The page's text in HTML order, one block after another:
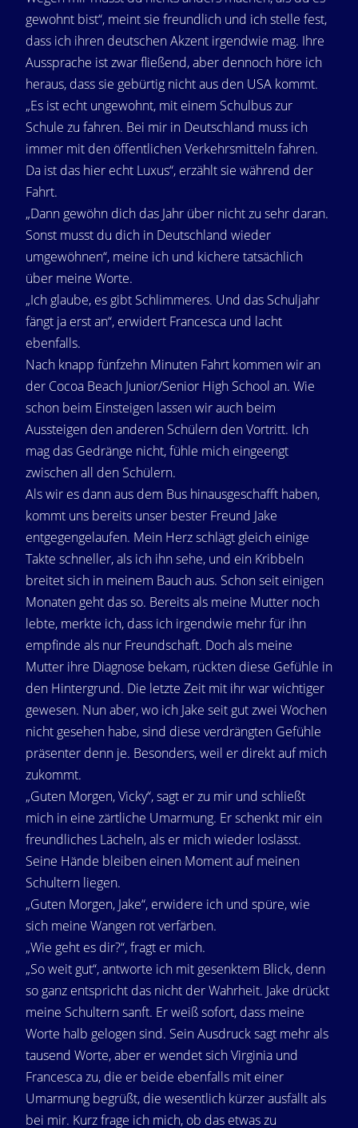
gewohnt bist“, meint sie freundlich und ich stelle fest,
dass ich ihren deutschen Akzent irgendwie mag. Ihre
Aussprache ist zwar fließend, aber dennoch höre ich
heraus, dass sie gebürtig nicht aus den USA kommt.
„Es ist echt ungewohnt, mit einem Schulbus zur
Schule zu fahren. Bei mir in Deutschland muss ich
immer mit den öffentlichen Verkehrsmitteln fahren.
Da ist das hier echt Luxus“, erzählt sie während der
Fahrt.
„Dann gewöhn dich das Jahr über nicht zu sehr daran.
Sonst musst du dich in Deutschland wieder
umgewöhnen“, meine ich und kichere tatsächlich
über meine Worte.
„Ich glaube, es gibt Schlimmeres. Und das Schuljahr
fängt ja erst an“, erwidert Francesca und lacht
ebenfalls.
Nach knapp fünfzehn Minuten Fahrt kommen wir an
der Cocoa Beach Junior/Senior High School an. Wie
schon beim Einsteigen lassen wir auch beim
Aussteigen den anderen Schülern den Vortritt. Ich
mag das Gedränge nicht, fühle mich eingeengt
zwischen all den Schülern.
Als wir es dann aus dem Bus hinausgeschafft haben,
kommt uns bereits unser bester Freund Jake
entgegengelaufen. Mein Herz schlägt gleich einige
Takte schneller, als ich ihn sehe, und ein Kribbeln
breitet sich in meinem Bauch aus. Schon seit einigen
Monaten geht das so. Bereits als meine Mutter noch
lebte, merkte ich, dass ich irgendwie mehr für ihn
empfinde als nur Freundschaft. Doch als meine
Mutter ihre Diagnose bekam, rückten diese Gefühle in
den Hintergrund. Die letzte Zeit mit ihr war wichtiger
gewesen. Nun aber, wo ich Jake seit gut zwei Wochen
nicht gesehen habe, sind diese verdrängten Gefühle
präsenter denn je. Besonders, weil er direkt auf mich
zukommt.
„Guten Morgen, Vicky“, sagt er zu mir und schließt
mich in eine zärtliche Umarmung. Er schenkt mir ein
freundliches Lächeln, als er mich wieder loslässt.
Seine Hände bleiben einen Moment auf meinen
Schultern liegen.
„Guten Morgen, Jake“, erwidere ich und spüre, wie
sich meine Wangen rot verfärben.
„Wie geht es dir?“, fragt er mich.
„So weit gut“, antworte ich mit gesenktem Blick, denn
so ganz entspricht das nicht der Wahrheit. Jake drückt
meine Schultern sanft. Er weiß sofort, dass meine
Worte halb gelogen sind. Sein Ausdruck sagt mehr als
tausend Worte, aber er wendet sich Virginia und
Francesca zu, die er beide ebenfalls mit einer
Umarmung begrüßt, die wesentlich kürzer ausfällt als
bei mir. Kurz frage ich mich, ob das etwas zu